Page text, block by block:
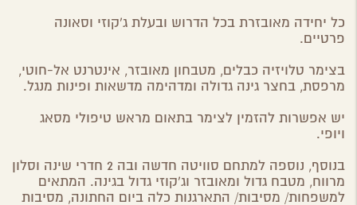
כל יחידה מאובזרת בכל הדרוש ובעלת ג'קוזי וסאונה
פרטיים.
בצימר טלויזיה כבלים, מטבחון מאובזר, אינטרנט אל-חוטי,
מרפסת, בחצר גינה גדולה ומדהימה מדשאות ופינות מנגל.
יש אפשרות להזמין לצימר בתאום מראש טיפולי מסאג
ויופי.
בנוסף, נוספה למתחם סוויטה חדשה ובה 2 חדרי שינה וסלון
מרווח, מטבח גדול ומאובזר וג'קוזי גדול בגינה. המתאים
למשפחות/ מסיבות/ התארגנות כלה ביום החתונה, מסיבות